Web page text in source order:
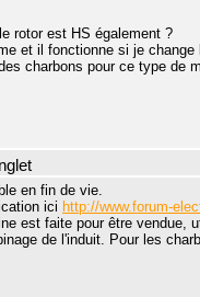
rotor est HS également ?
et il fonctionne si je change
charbons pour ce type de
en fin de vie.
ici http://www.forum-
est faite pour être vendue,
de l'induit. Pour les